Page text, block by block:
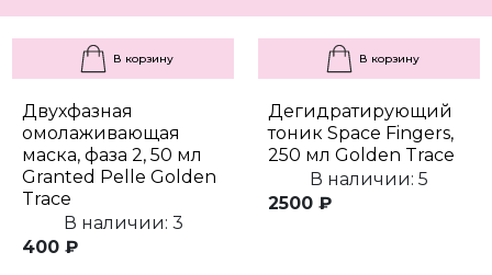
В корзину
Двухфазная
омолаживающая
маска, фаза 2, 50 мл
Granted Pelle Golden
Trace
В наличии: 3
400 ₽
В корзину
Дегидратирующий
тоник Space Fingers,
250 мл Golden Trace
В наличии: 5
2500 ₽